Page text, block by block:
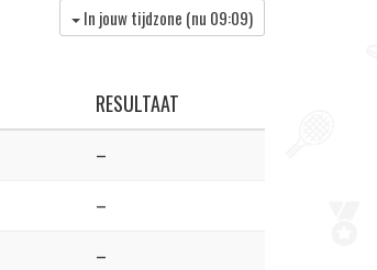
In jouw tijdzone (nu 09:09)
RESULTAAT
–
–
–